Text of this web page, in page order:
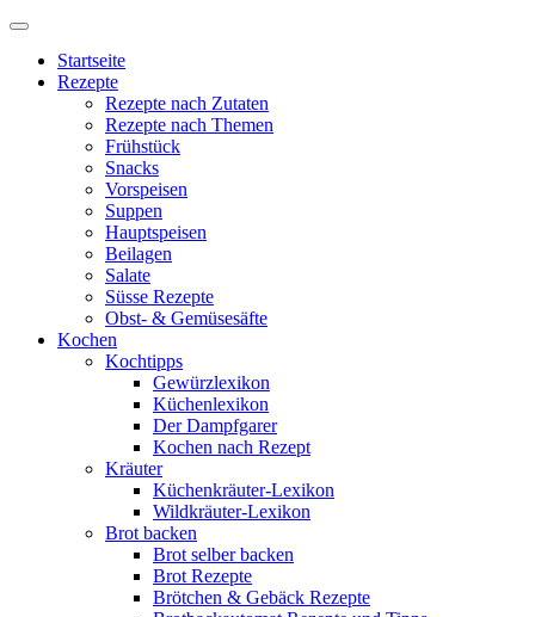
Startseite
Rezepte
Rezepte nach Zutaten
Rezepte nach Themen
Frühstück
Snacks
Vorspeisen
Suppen
Hauptspeisen
Beilagen
Salate
Süsse Rezepte
Obst- & Gemüsesäfte
Kochen
Kochtipps
Gewürzlexikon
Küchenlexikon
Der Dampfgarer
Kochen nach Rezept
Kräuter
Küchenkräuter-Lexikon
Wildkräuter-Lexikon
Brot backen
Brot selber backen
Brot Rezepte
Brötchen & Gebäck Rezepte